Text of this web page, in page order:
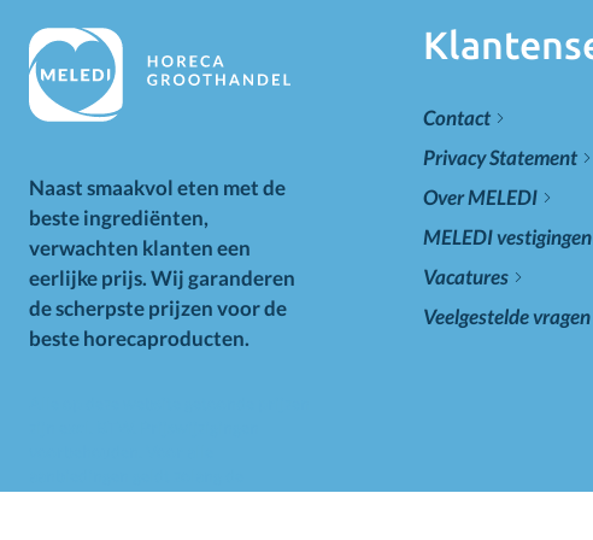
Naast smaakvol eten met de
beste ingrediënten,
verwachten klanten een
eerlijke prijs. Wij garanderen
de scherpste prijzen voor de
beste horecaproducten.
Contact
Privacy Statement
Over MELEDI
MELEDI vestigingen
Vacatures
Veelgestelde vragen